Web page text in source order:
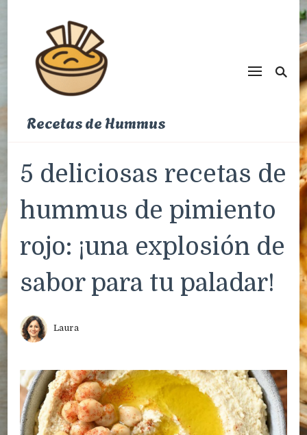
Recetas de Hummus
5 deliciosas recetas de
hummus de pimiento
rojo: ¡una explosión de
sabor para tu paladar!
Laura